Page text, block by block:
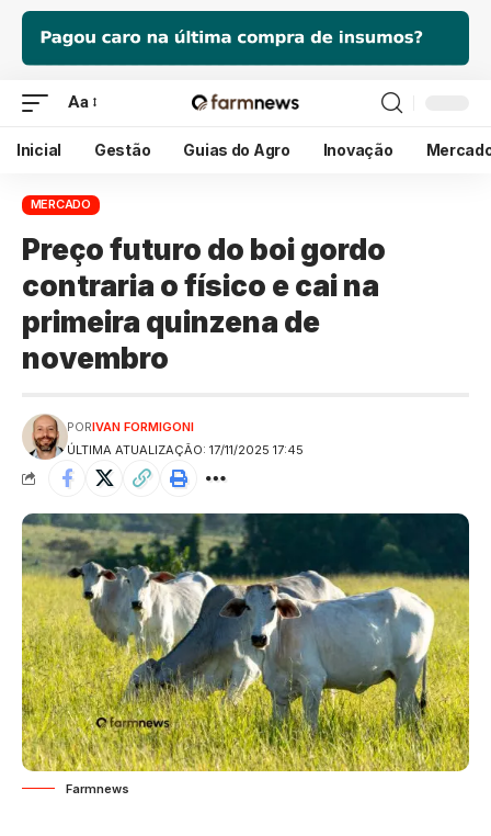
Aa
Inicial Gestão Guias do Agro Inovação
MERCADO
Preço futuro do boi gordo
contraria o físico e cai na
primeira quinzena de
novembro
ÚLTIMA ATUALIZAÇÃO: 17/11/2025 17:45
PORIVAN FORMIGONI
Farmnews